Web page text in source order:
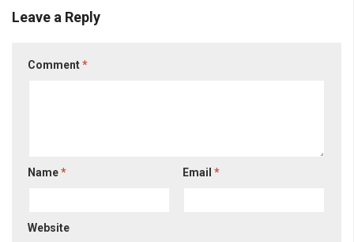
Leave a Reply
Comment*
Name* Email*
Website